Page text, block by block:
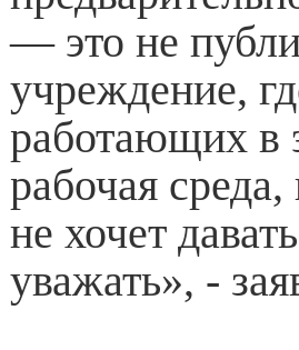
— это не
учреждение,
работающих в
рабочая
не хочет
уважать», -